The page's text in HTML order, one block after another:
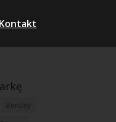
Kontakt
Bentley